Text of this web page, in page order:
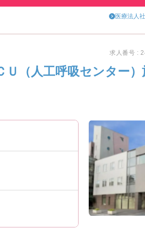
医療法人
求人番号 :
Ｕ（人工呼吸センター